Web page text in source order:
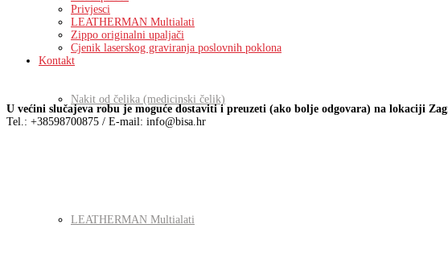
Nakit od čelika (medicinski čelik)
LEATHERMAN Multialati
Privjesci
LEATHERMAN Multialati
Zippo originalni upaljači
Cjenik laserskog graviranja poslovnih poklona
Kontakt
U većini slučajeva robu je moguće dostaviti i preuzeti (ako bolje odgovara) na lokaciji
Tel.: +38598700875 / E-mail: info@bisa.hr